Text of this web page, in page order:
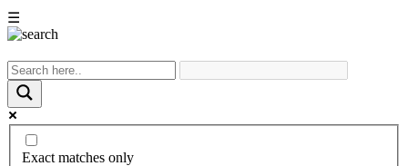
☰
Exact matches only